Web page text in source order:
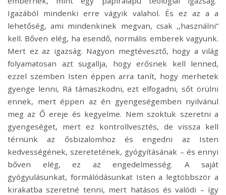
Igazából mindenki erre vágyik valahol. És ez az a a
lehetőség, ami mindenkinek megvan, csak ,,használni”
kell. Bőven elég, ha esendő, normális emberek vagyunk.
Mert ez az igazság. Nagyon megtévesztő, hogy a világ
folyamatosan azt sugallja, hogy erősnek kell lenned,
ezzel szemben Isten éppen arra tanít, hogy merhetek
gyenge lenni, Rá támaszkodni, ezt elfogadni, sőt örülni
ennek, mert éppen az én gyengeségemben nyilvánul
meg az Ő ereje és kegyelme. Nem szoktuk szeretni a
gyengeséget, mert ez kontrollvesztés, de vissza kell
térnünk az ősbizalomhoz és engedni az Isten
kedvességének, szeretetének, gyógyításának – és ennyi
bőven elég, ez az engedelmesség. A saját
gyógyulásunkat, formálódásunkat Isten a legtöbbször a
kirakatba szeretné tenni, mert hatásos és valódi – így